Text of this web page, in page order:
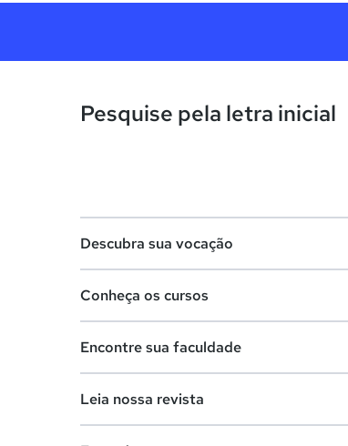
Pesquise pela letra inicial
Descubra sua vocação
Lista de profissões
Conheça os cursos
Cursos de graduação
Encontre sua faculdade
Leia nossa revista